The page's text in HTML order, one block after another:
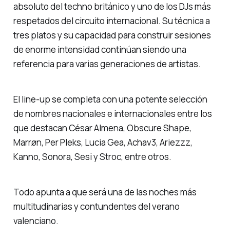
absoluto del techno británico y uno de los DJs más
respetados del circuito internacional. Su técnica a
tres platos y su capacidad para construir sesiones
de enorme intensidad continúan siendo una
referencia para varias generaciones de artistas.
El line-up se completa con una potente selección
de nombres nacionales e internacionales entre los
que destacan César Almena, Obscure Shape,
Marrøn, Per Pleks, Lucia Gea, Achav3, Ariezzz,
Kanno, Sonora, Sesi y Stroc, entre otros.
Todo apunta a que será una de las noches más
multitudinarias y contundentes del verano
valenciano.